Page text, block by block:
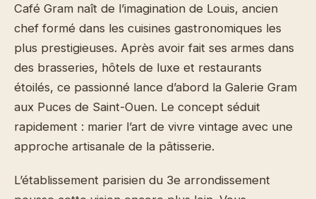
Café Gram naît de l’imagination de Louis, ancien
chef formé dans les cuisines gastronomiques les
plus prestigieuses. Après avoir fait ses armes dans
des brasseries, hôtels de luxe et restaurants
étoilés, ce passionné lance d’abord la Galerie Gram
aux Puces de Saint-Ouen. Le concept séduit
rapidement : marier l’art de vivre vintage avec une
approche artisanale de la pâtisserie.
L’établissement parisien du 3e arrondissement